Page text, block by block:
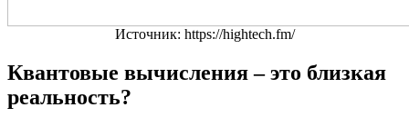
Источник: https://hightech.fm/
Квантовые вычисления – это близкая
реальность?